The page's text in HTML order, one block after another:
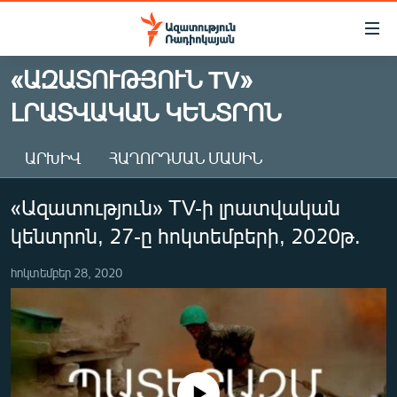
Մատչելիության
Անցնել
հիմնական
բովանդակությանը
հիմնական
ԱԶԱՏՈՒԹՅՈՒՆ TV
ՀԱՅԱՍՏԱՆ
ՔԱՂԱՔԱԿԱՆ
ԻՐԱՎՈՒՆՔ
ՀԱՍԱՐԱԿՈՒԹՅՈՒՆ
ՏՆՏԵՍՈՒԹՅՈՒՆ
ՂԱՐԱԲԱՂ
ՊԱՏԵՐԱԶՄԻ 6 ՇԱԲԱԹՆԵՐԸ
ՏԱՐԱԾԱՇՐՋԱՆ
«ԱԶԱՏՈՒԹՅՈՒՆ TV»
ԼՐԱՏՎԱԿԱՆ ԿԵՆՏՐՈՆ
ԱՐԽԻՎ ՀԱՂՈՐԴՄԱՆ ՄԱՍԻՆ
«Ազատություն» TV-ի լրատվական
կենտրոն, 27-ը հոկտեմբերի, 2020թ.
հոկտեմբեր 28, 2020